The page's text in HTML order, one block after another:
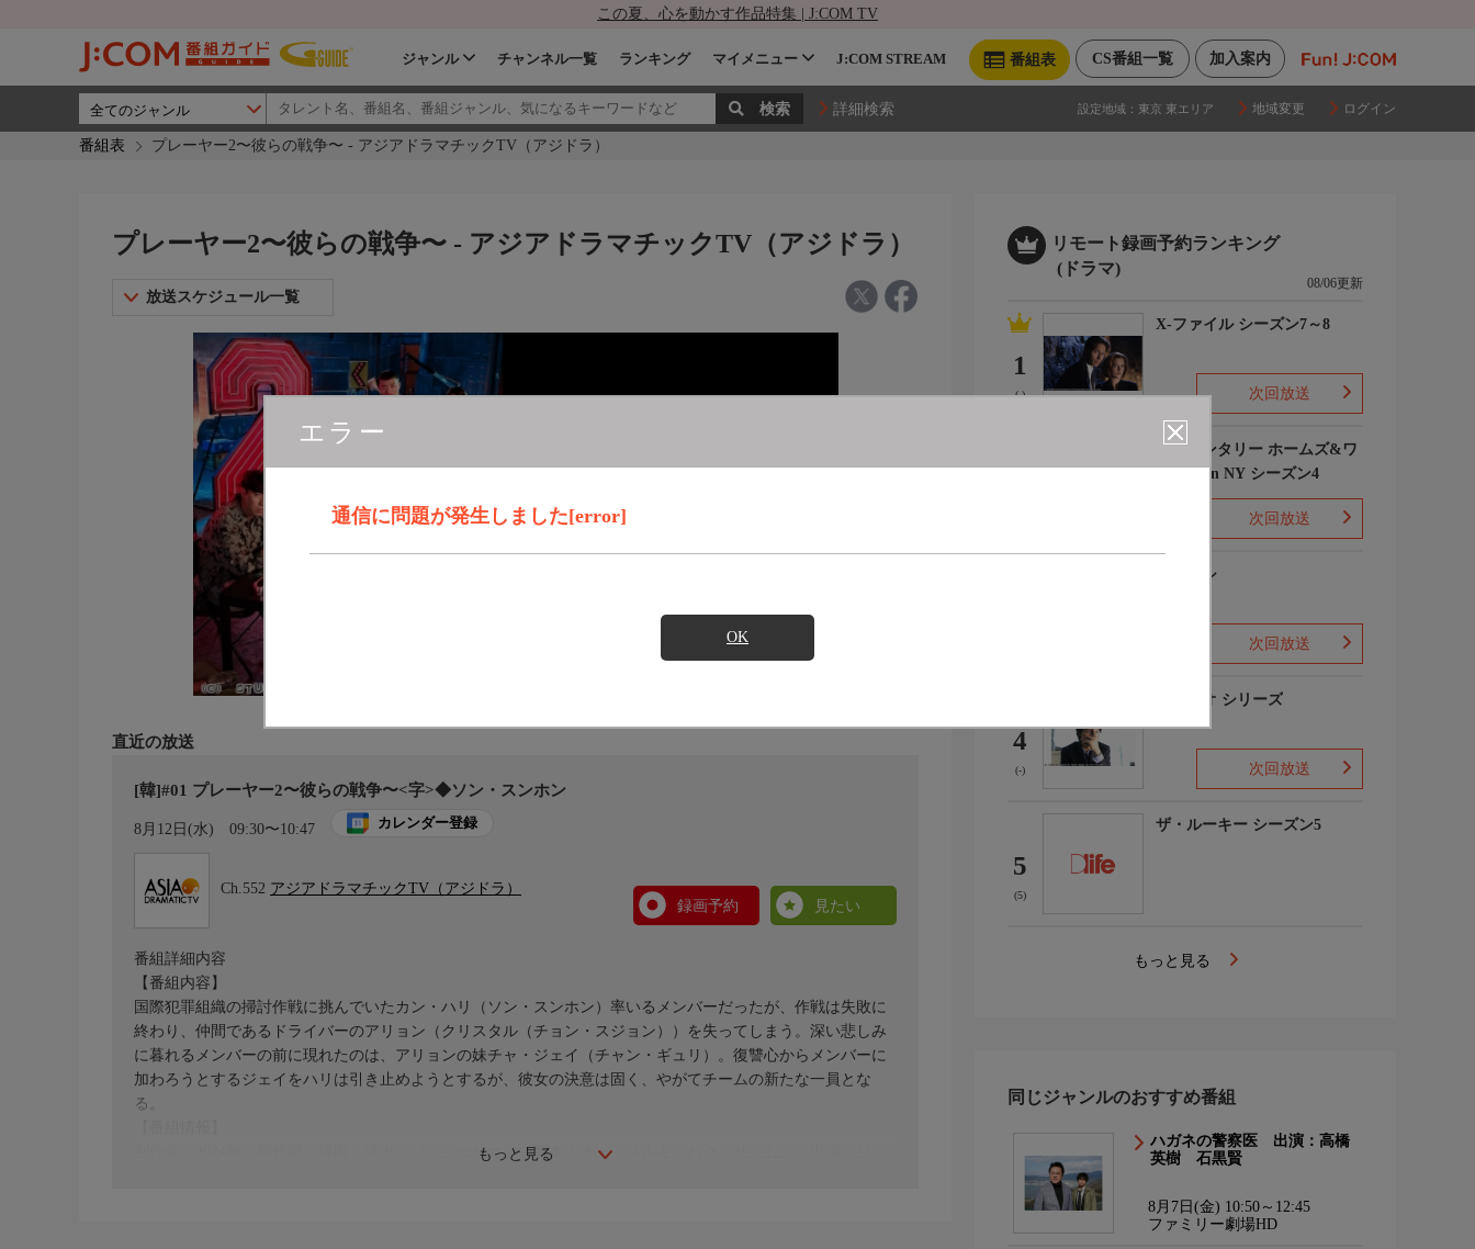
この夏、心を動かす作品特集 | J:COM TV
加入案内
CS番組一覧
番組表
ジャンル チャンネル一覧 ランキング マイメニュー J:COM STREAM
詳細検索 設定地域： 東京 東エリア 地域変更 ログイン
番組表 プレーヤー2〜彼らの戦争〜 - アジアドラマチックTV（アジドラ）
エラー
通信に問題が発生しました[error]
OK
プレーヤー2〜彼らの戦争〜 - アジアドラマチックTV（アジドラ）
放送スケジュール一覧
直近の放送
[韓]#01 プレーヤー2〜彼らの戦争〜<字>◆ソン・スンホン
8月12日(水) 09:30〜10:47 カレンダー登録
Ch.552 アジアドラマチックTV（アジドラ）
録画予約
見たい
もっと見る
番組詳細内容
【番組内容】
国際犯罪組織の掃討作戦に挑んでいたカン・ハリ（ソン・スンホン）率いるメンバーだったが、作戦は失敗に
終わり、仲間であるドライバーのアリョン（クリスタル（チョン・スジョン））を失ってしまう。深い悲しみ
に暮れるメンバーの前に現れたのは、アリョンの妹チャ・ジェイ（チャン・ギュリ）。復讐心からメンバーに
加わろうとするジェイをハリは引き止めようとするが、彼女の決意は固く、やがてチームの新たな一員とな
る。
制作年：2024年 制作国：韓国 演出：ソ・ジェヒョン 脚本：チェ・スルギ、パク・サンムン 出演：ソ
リモート録画予約ランキング
(ドラマ)
08/06更新
1
(-)
X-ファイル シーズン7～8
次回放送
エレメンタリー ホームズ&ワ
トソン in NY シーズン4
次回放送
下山メシ
次回放送
4
(-)
ガリレオ シリーズ
次回放送
5
(5)
ザ・ルーキー シーズン5
もっと見る
同じジャンルのおすすめ番組
ハガネの警察医 出演：高橋
英樹 石黒賢
8月7日(金) 10:50～12:45
ファミリー劇場HD